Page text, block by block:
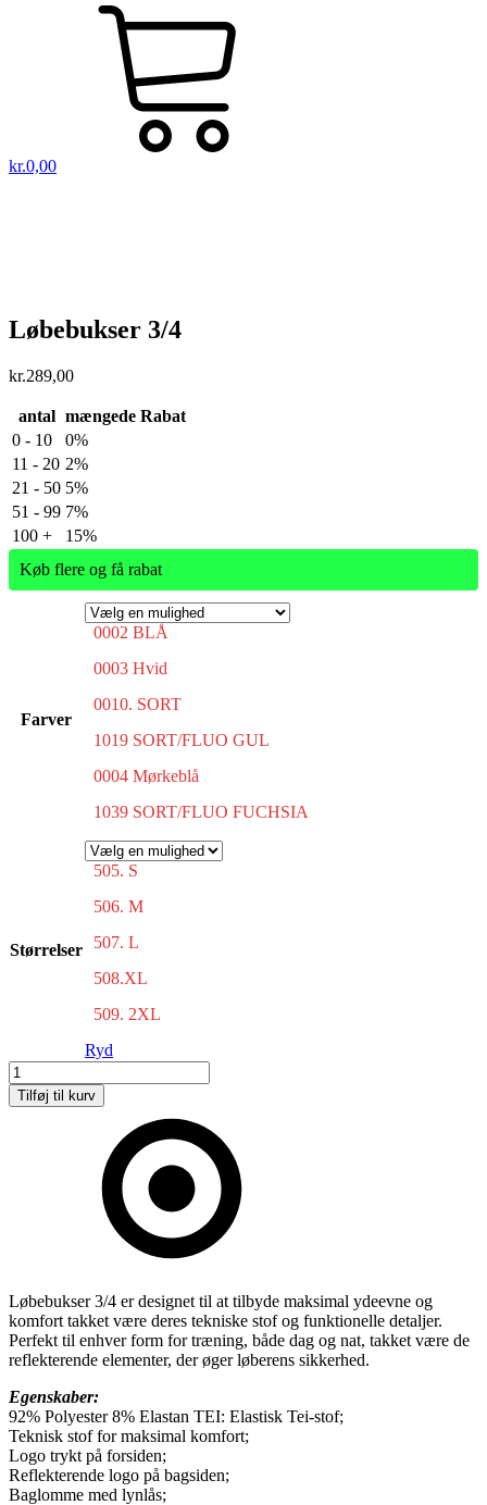
kr.0,00
Løbebukser 3/4
kr.289,00
antal mængede Rabat
0 - 10
0%
11 - 20 2%
21 - 50 5%
51 - 99 7%
100 +
15%
Køb flere og få rabat
Farver
0002 BLÅ
0003 Hvid
0010. SORT
1019 SORT/FLUO GUL
0004 Mørkeblå
1039 SORT/FLUO FUCHSIA
Størrelser
505. S
506. M
507. L
508.XL
509. 2XL
Ryd
Løbebukser
3/4
antal
Tilføj til kurv
Løbebukser 3/4 er designet til at tilbyde maksimal ydeevne og
komfort takket være deres tekniske stof og funktionelle detaljer.
Perfekt til enhver form for træning, både dag og nat, takket være de
reflekterende elementer, der øger løberens sikkerhed.
Egenskaber:
92% Polyester 8% Elastan TEI: Elastisk Tei-stof;
Teknisk stof for maksimal komfort;
Logo trykt på forsiden;
Reflekterende logo på bagsiden;
Baglomme med lynlås;